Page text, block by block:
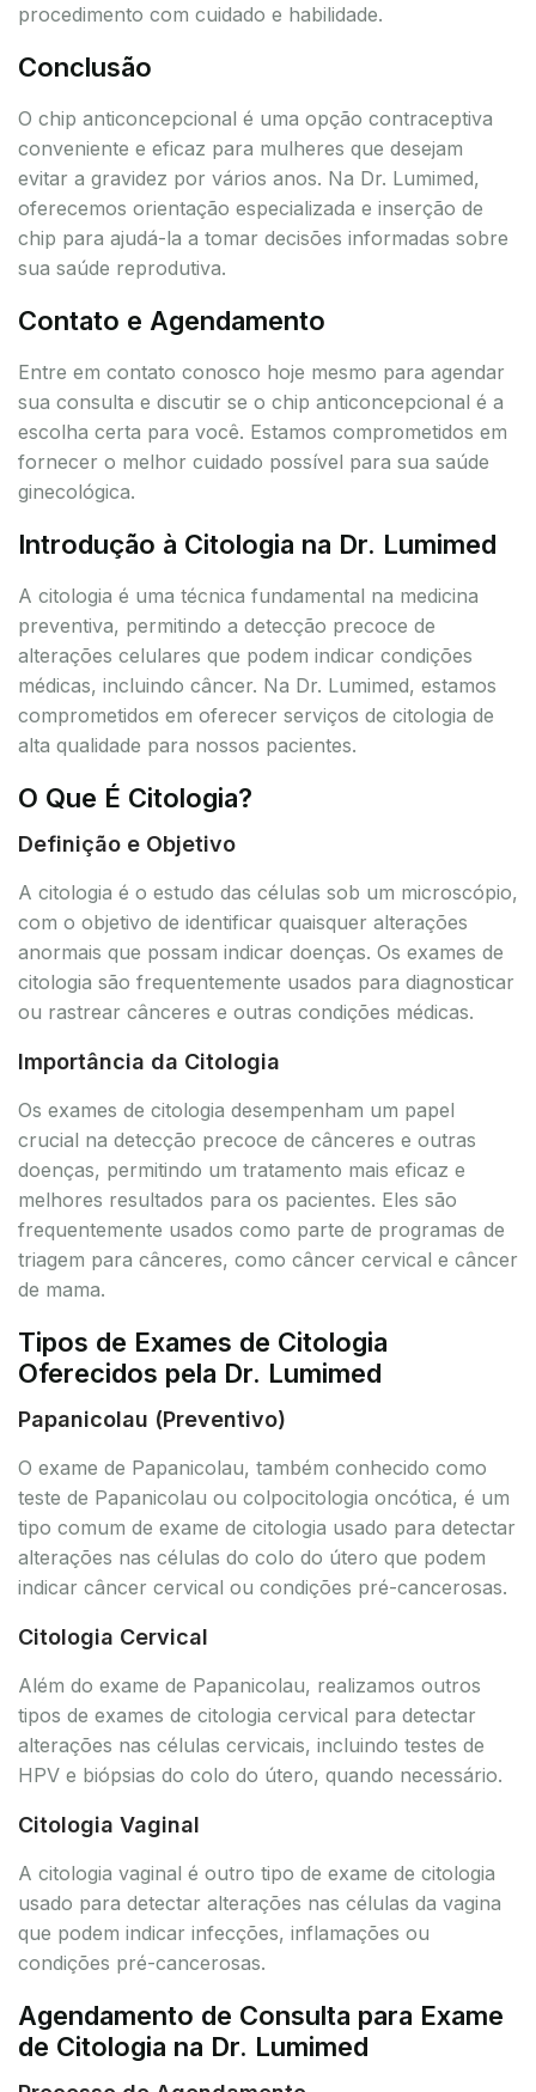
procedimento com cuidado e habilidade.
Conclusão
O chip anticoncepcional é uma opção contraceptiva
conveniente e eficaz para mulheres que desejam
evitar a gravidez por vários anos. Na Dr. Lumimed,
oferecemos orientação especializada e inserção de
chip para ajudá-la a tomar decisões informadas sobre
sua saúde reprodutiva.
Contato e Agendamento
Entre em contato conosco hoje mesmo para agendar
sua consulta e discutir se o chip anticoncepcional é a
escolha certa para você. Estamos comprometidos em
fornecer o melhor cuidado possível para sua saúde
ginecológica.
Introdução à Citologia na Dr. Lumimed
A citologia é uma técnica fundamental na medicina
preventiva, permitindo a detecção precoce de
alterações celulares que podem indicar condições
médicas, incluindo câncer. Na Dr. Lumimed, estamos
comprometidos em oferecer serviços de citologia de
alta qualidade para nossos pacientes.
O Que É Citologia?
Definição e Objetivo
A citologia é o estudo das células sob um microscópio,
com o objetivo de identificar quaisquer alterações
anormais que possam indicar doenças. Os exames de
citologia são frequentemente usados para diagnosticar
ou rastrear cânceres e outras condições médicas.
Importância da Citologia
Os exames de citologia desempenham um papel
crucial na detecção precoce de cânceres e outras
doenças, permitindo um tratamento mais eficaz e
melhores resultados para os pacientes. Eles são
frequentemente usados como parte de programas de
triagem para cânceres, como câncer cervical e câncer
de mama.
Tipos de Exames de Citologia
Oferecidos pela Dr. Lumimed
Papanicolau (Preventivo)
O exame de Papanicolau, também conhecido como
teste de Papanicolau ou colpocitologia oncótica, é um
tipo comum de exame de citologia usado para detectar
alterações nas células do colo do útero que podem
indicar câncer cervical ou condições pré-cancerosas.
Citologia Cervical
Além do exame de Papanicolau, realizamos outros
tipos de exames de citologia cervical para detectar
alterações nas células cervicais, incluindo testes de
HPV e biópsias do colo do útero, quando necessário.
Citologia Vaginal
A citologia vaginal é outro tipo de exame de citologia
usado para detectar alterações nas células da vagina
que podem indicar infecções, inflamações ou
condições pré-cancerosas.
Agendamento de Consulta para Exame
de Citologia na Dr. Lumimed